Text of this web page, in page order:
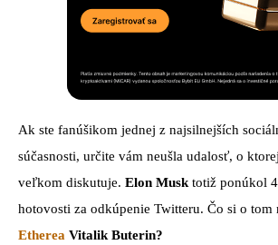
Ak ste fanúšikom jednej z najsilnejších
súčasnosti, určite vám neušla udalosť, o
veľkom diskutuje. Elon Musktotiž ponúkol
hotovosti za odkúpenie Twitteru. Čo si o
Etherea Vitalik Buterin?